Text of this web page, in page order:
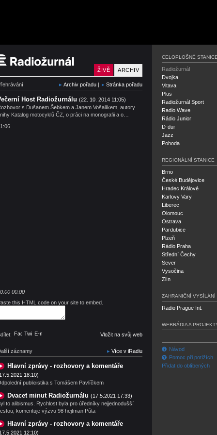
Český rozhlas
ARCHIV
ŽIVĚ
Archiv pořadu | Stránka pořadu
Host Radiožurnálu (22. 10. 2014 11:05)
s Dušanem Šebkem a Janem Vošalíkem, autory
Katalog motocyklů ČZ, o práci na monografii a o…
00:00
this HTML code on your site to embed.
Facebook
TwitterE-mail Vložit na svůj web
záznamy Více v iRadiu
Hlavní zprávy - rozhovory a komentáře
18:10)
publicistika s Tomášem Pavlíčkem
Dvacet minut Radiožurnálu (17.5.2021 17:33)
to alibismus. Rychlost byla pro úředníky nejjednodušší
komentuje výzvu 98 hejtman Půta
Hlavní zprávy - rozhovory a komentáře
12:10)
CELOPLOŠNÉ
Radiožurnál
Dvojka
Vltava
Plus
Radiožurnál Sport
Radio Wave
Rádio Junior
D-dur
Jazz
Pohoda
REGIONÁLNÍ STANICE
Brno
České Budějovice
Hradec Králové
Karlovy Vary
Liberec
Olomouc
Ostrava
Pardubice
Plzeň
Rádio Praha
Střední Čechy
Sever
Vysočina
Zlín
ZAHRANIČNÍ VYSÍLÁNÍ
Radio Prague Int.
WEBRÁDIA A
Návod
Pomoc při potížích
Přidat do oblíbených